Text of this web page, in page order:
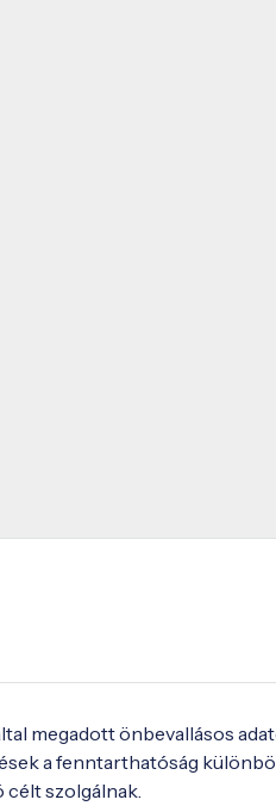
megadott önbevallásos
a fenntarthatóság
célt szolgálnak.